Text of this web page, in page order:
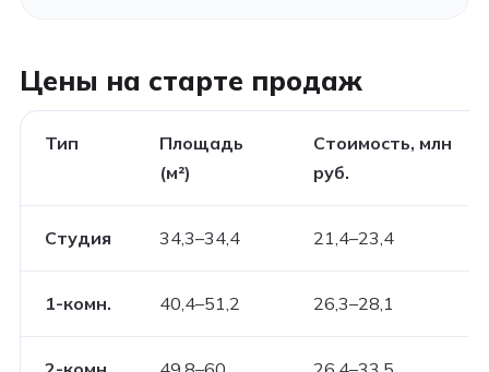
Цены на старте продаж
Тип
Площадь
(м²)
Стоимость, млн
руб.
Студия 34,3–34,4 21,4–23,4
1-комн. 40,4–51,2 26,3–28,1